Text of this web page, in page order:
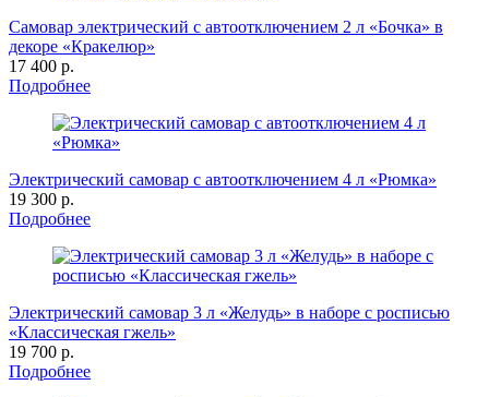
Самовар электрический с автоотключением 2 л «Бочка» в
декоре «Кракелюр»
17 400 р.
Подробнее
Электрический самовар с автоотключением 4 л «Рюмка»
19 300 р.
Подробнее
Электрический самовар 3 л «Желудь» в наборе с росписью
«Классическая гжель»
19 700 р.
Подробнее